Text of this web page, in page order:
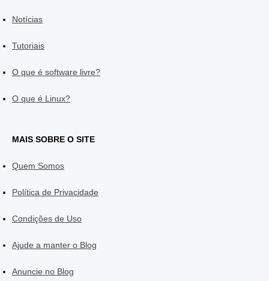
Notícias
Tutoriais
O que é software livre?
O que é Linux?
MAIS SOBRE O SITE
Quem Somos
Política de Privacidade
Condições de Uso
Ajude a manter o Blog
Anuncie no Blog